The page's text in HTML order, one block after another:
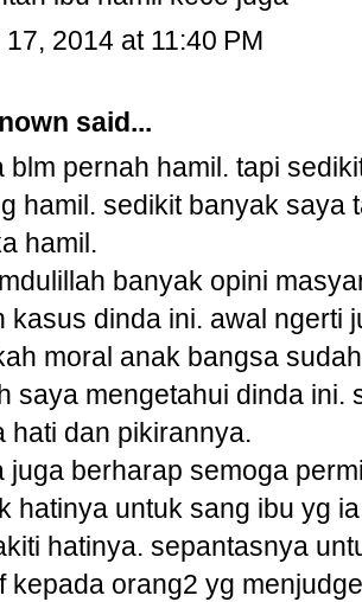
2014 at 11:40 PM
said...
blm pernah hamil. tapi
hamil. sedikit banyak saya
hamil.
banyak opini
kasus dinda ini. awal ngerti
moral anak bangsa
saya mengetahui dinda ini.
hati dan pikirannya.
juga berharap semoga
hatinya untuk sang ibu yg
hatinya. sepantasnya
kepada orang2 yg